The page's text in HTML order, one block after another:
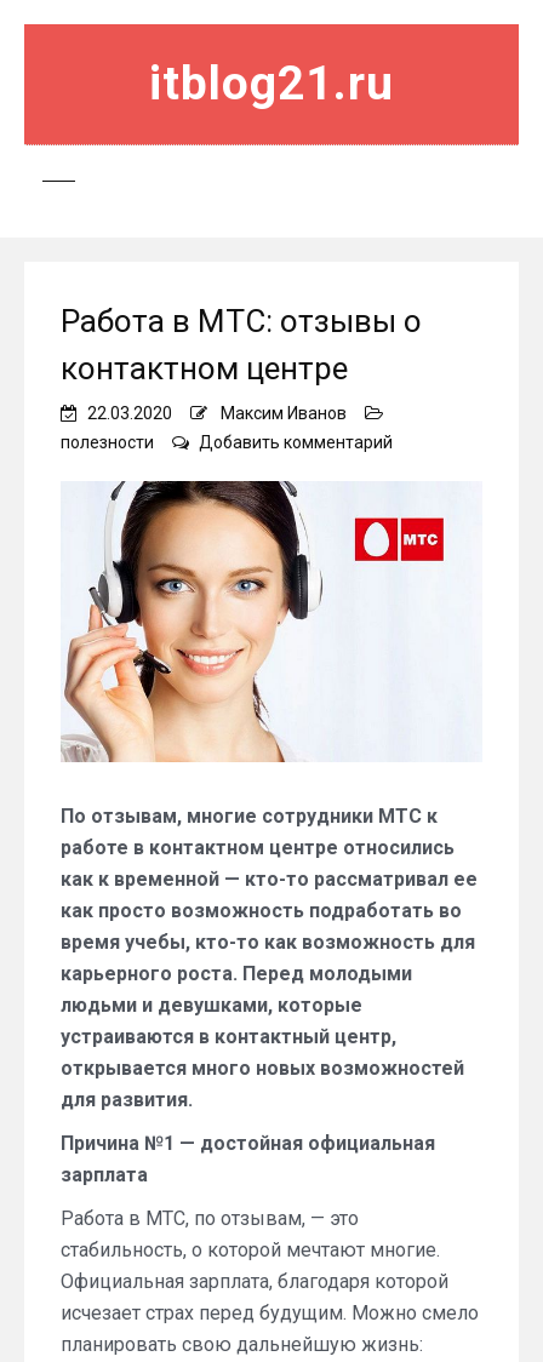
itblog21.ru
Работа в МТС: отзывы о
контактном центре
22.03.2020
Максим Иванов
полезности
Добавить комментарий
МТС:
отзывы
о
По отзывам, многие сотрудники МТС к
работе в контактном центре относились
как к временной — кто-то рассматривал ее
как просто возможность подработать во
время учебы, кто-то как возможность для
карьерного роста. Перед молодыми
людьми и девушками, которые
устраиваются в контактный центр,
открывается много новых возможностей
для развития.
Причина №1 — достойная официальная
зарплата
Работа в МТС, по отзывам, — это
стабильность, о которой мечтают многие.
Официальная зарплата, благодаря которой
исчезает страх перед будущим. Можно смело
планировать свою дальнейшую жизнь: